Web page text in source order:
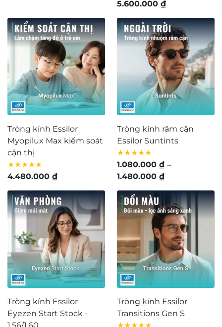
4.180.000 ₫
đến
20.280.000 ₫
5.600.000 ₫Khoảng
từ
2.660.000 ₫
đến
5.600.000 ₫
Tròng kính Essilor
Myopilux Max kiểm soát
cận thị
★★★★★
4.480.000 ₫
Tròng kính râm cận
Essilor Suntints
★★★★★
1.080.000 ₫ –
1.480.000 ₫Khoảng
1.080.000 ₫
đến
1.480.000 ₫
Tròng kính Essilor
Eyezen Start Stock -
Tròng kính Essilor
Transitions Gen S